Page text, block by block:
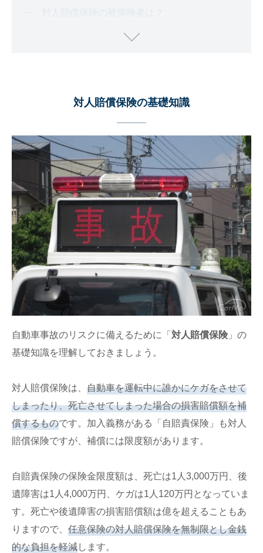
人身傷害賠償保険や搭乗者傷害保険との違い
対人賠償保険について正しく理解しておこう
対人賠償保険の基礎知識
自動車事故のリスクに備えるために「 対人賠償保険」の
基礎知識を理解しておきましょう。
対人賠償保険は、 自動車を運転中に誰かにケガをさせて
しまったり、死亡させてしまった場合の損害賠償額を補
償するものです。加入義務がある「自賠責保険」も対人
賠償保険ですが、補償には限度額があります。
自賠責保険の保険金限度額は、死亡は1人3,000万円、後
遺障害は1人4,000万円、ケガは1人120万円となっていま
す。死亡や後遺障害の損害賠償額は億を超えることもあ
りますので、 任意保険の対人賠償保険を無制限とし金銭
的な負担を軽減します。